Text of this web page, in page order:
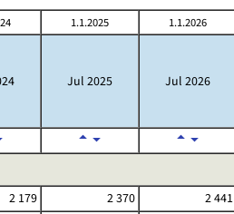
1.1.2025 1.1.2026
Jul 2025 Jul 2026
2 179 2 370
2 441